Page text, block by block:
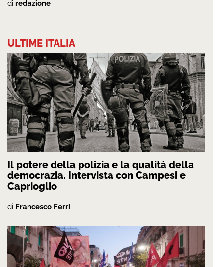
di redazione
ULTIME ITALIA
Il potere della polizia e la qualità della
democrazia. Intervista con Campesi e
Caprioglio
di Francesco Ferri